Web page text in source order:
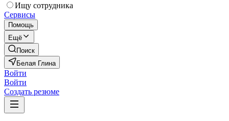
Ищу сотрудника
Сервисы
Помощь
Ещё
Поиск
Белая Глина
Войти
Войти
Создать резюме